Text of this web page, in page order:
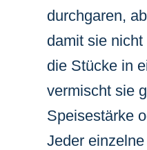
durchgaren,
damit sie
die Stücke in
vermischt sie
Speisestärke
Jeder